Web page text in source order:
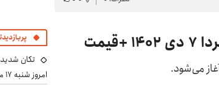
تکان
امروز شنبه ۱۷ مرداد ۱۴۰۵